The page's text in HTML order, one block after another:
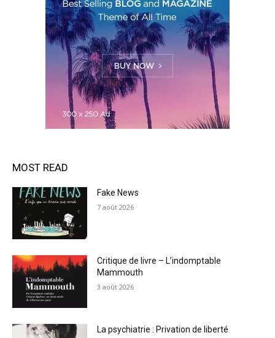
MOST READ
Fake News
7 août 2026
Critique de livre – L’indomptable
Mammouth
3 août 2026
La psychiatrie : Privation de liberté